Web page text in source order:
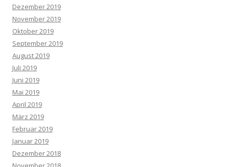
Dezember 2019
November 2019
Oktober 2019
September 2019
August 2019
Juli 2019
Juni 2019
Mai 2019
April 2019
März 2019
Februar 2019
Januar 2019
Dezember 2018